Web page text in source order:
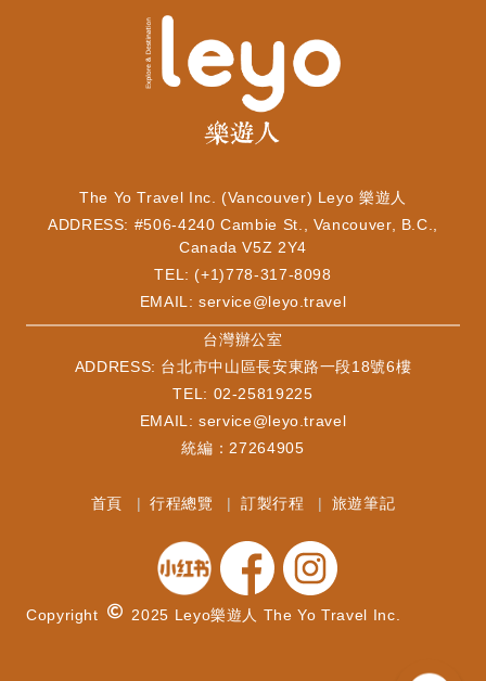
The Yo Travel Inc. (Vancouver) Leyo 樂遊人
ADDRESS: #506-4240 Cambie St., Vancouver, B.C.,
Canada V5Z 2Y4
TEL: (+1)778-317-8098
EMAIL:service@leyo.travel
​台灣辦公室
ADDRESS: 台北市中山區長安東路一段18號6樓
TEL: 02-25819225
EMAIL:service@leyo.travel
統編：27264905
首頁 行程總覽 訂製行程 旅遊筆記
Copyright 2025 Leyo樂遊人 The Yo Travel Inc.